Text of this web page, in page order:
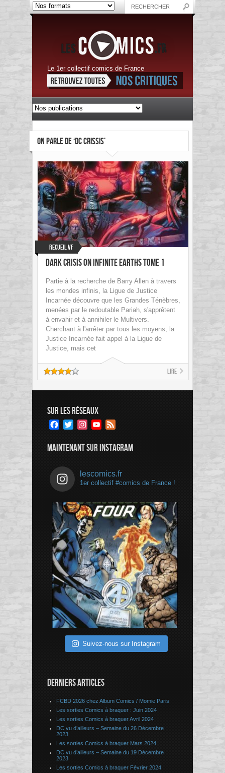
Le 1er collectif comics de France
ON PARLE DE ‘DC CRISSIS’
Recueil VF
Dark Crisis on Infinite Earths tome 1
Partie à la recherche de Barry Allen à travers
les mondes infinis, la Ligue de Justice
Incarnée découvre que les Grandes Ténèbres,
menées par le redoutable Pariah, s'apprêtent
à envahir et à annihiler le Multivers.
Cherchant à l'arrêter par tous les moyens, la
Justice Incarnée fait appel à la Ligue de
Justice, mais cet
Lire
SUR LES RÉSEAUX
Facebook
TwitterInstagramYouTube
MAINTENANT SUR INSTAGRAM
lescomics.fr
1er collectif #comics de France !
Suivez-nous sur Instagram
DERNIERS ARTICLES
FCBD 2026 chez Album Comics / Momie Paris
Les sorties Comics à braquer : Juin 2024
Les sorties Comics à braquer Avril 2024
DC vu d’ailleurs – Semaine du 26 Décembre
2023
Les sorties Comics à braquer Mars 2024
DC vu d’ailleurs – Semaine du 19 Décembre
2023
Les sorties Comics à braquer Février 2024